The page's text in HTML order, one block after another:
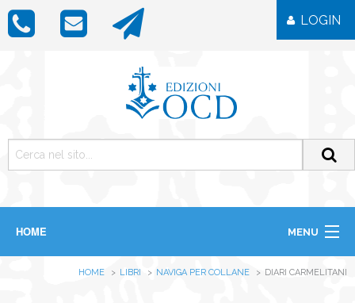
LOGIN
HOME MENU
HOME LIBRI NAVIGA PER COLLANE DIARI CARMELITANI